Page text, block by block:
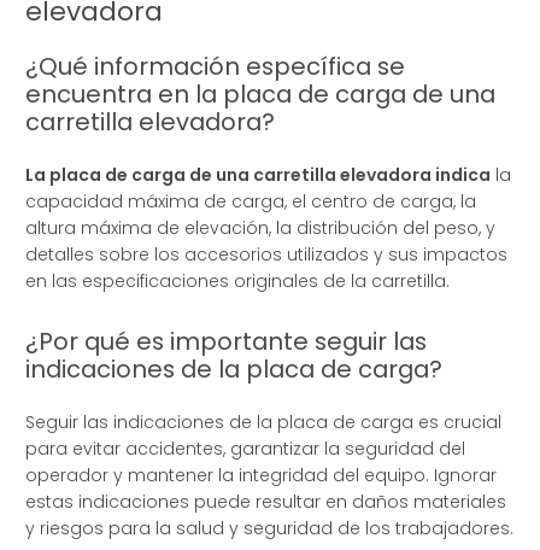
elevadora
¿Qué información específica se
encuentra en la placa de carga de una
carretilla elevadora?
La placa de carga de una carretilla elevadora indica la
capacidad máxima de carga, el centro de carga, la
altura máxima de elevación, la distribución del peso, y
detalles sobre los accesorios utilizados y sus impactos
en las especificaciones originales de la carretilla.
¿Por qué es importante seguir las
indicaciones de la placa de carga?
Seguir las indicaciones de la placa de carga es crucial
para evitar accidentes, garantizar la seguridad del
operador y mantener la integridad del equipo. Ignorar
estas indicaciones puede resultar en daños materiales
y riesgos para la salud y seguridad de los trabajadores.